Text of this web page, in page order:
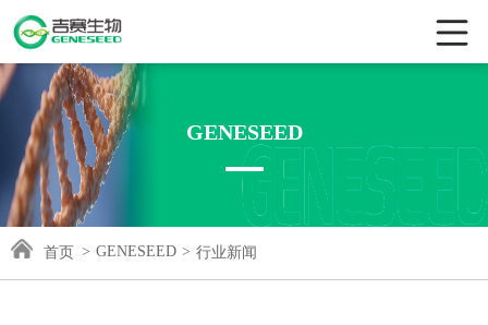
GENESEED
首页 > GENESEED > 行业新闻